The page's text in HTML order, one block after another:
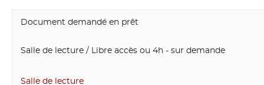
Document demandé en prêt
Salle de lecture / Libre accès ou 4h - sur demande
Salle de lecture